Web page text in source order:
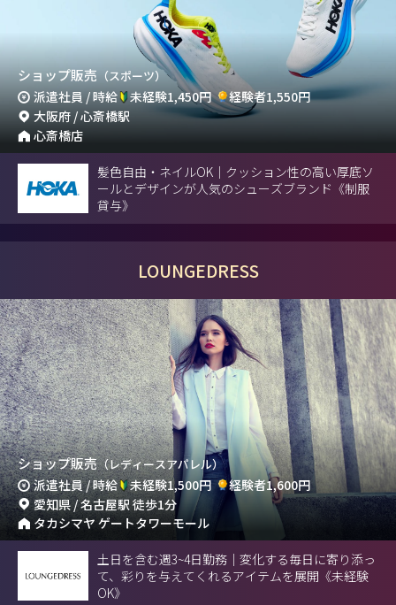
ショップ販売 （スポーツ）
派遣社員 / 時給 未経験1,450円
経験者1,550円
大阪府 / 心斎橋駅
心斎橋店
髪色自由・ネイルOK｜クッション性の高い厚底ソ
ールとデザインが人気のシューズブランド《制服
貸与》
LOUNGEDRESS
ショップ販売（レディースアパレル）
派遣社員 / 時給 未経験1,500円
経験者1,600円
愛知県 / 名古屋駅 徒歩1分
タカシマヤ ゲートタワーモール
土日を含む週3~4日勤務｜変化する毎日に寄り添っ
て、彩りを与えてくれるアイテムを展開《未経験
OK》